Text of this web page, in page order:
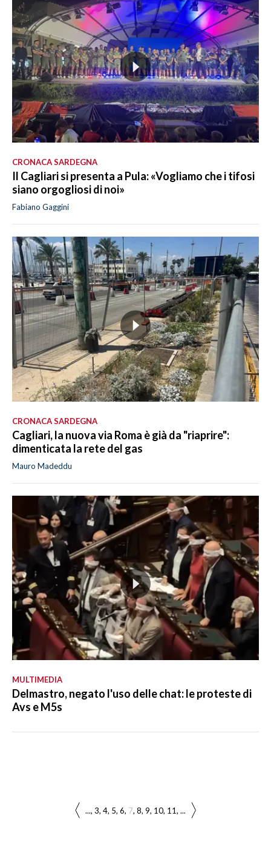
CRONACA SARDEGNA
Il Cagliari si presenta a Pula: «Vogliamo che i tifosi
siano orgogliosi di noi»
Fabiano Gaggini
CRONACA SARDEGNA
Cagliari, la nuova via Roma è già da "riaprire":
dimenticata la rete del gas
Mauro Madeddu
MULTIMEDIA
Delmastro, negato l'uso delle chat: le proteste di
Avs e M5s
... 3 4 5 6 7 8 9 10 11 ...